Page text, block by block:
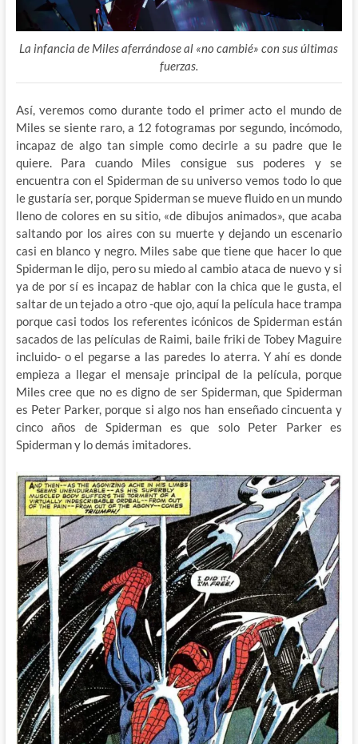
La infancia de Miles aferrándose al «no cambié» con sus últimas
fuerzas.
Así, veremos como durante todo el primer acto el mundo de
Miles se siente raro, a 12 fotogramas por segundo, incómodo,
incapaz de algo tan simple como decirle a su padre que le
quiere. Para cuando Miles consigue sus poderes y se
encuentra con el Spiderman de su universo vemos todo lo que
le gustaría ser, porque Spiderman se mueve fluido en un mundo
lleno de colores en su sitio, «de dibujos animados», que acaba
saltando por los aires con su muerte y dejando un escenario
casi en blanco y negro. Miles sabe que tiene que hacer lo que
Spiderman le dijo, pero su miedo al cambio ataca de nuevo y si
ya de por sí es incapaz de hablar con la chica que le gusta, el
saltar de un tejado a otro -que ojo, aquí la película hace trampa
porque casi todos los referentes icónicos de Spiderman están
sacados de las películas de Raimi, baile friki de Tobey Maguire
incluido- o el pegarse a las paredes lo aterra. Y ahí es donde
empieza a llegar el mensaje principal de la película, porque
Miles cree que no es digno de ser Spiderman, que Spiderman
es Peter Parker, porque si algo nos han enseñado cincuenta y
cinco años de Spiderman es que solo Peter Parker es
Spiderman y lo demás imitadores.